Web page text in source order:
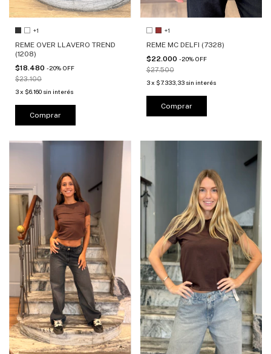
+1
REME OVER LLAVERO TREND
(1208)
$18.480 -20% OFF
$23.100
3x $6.160 sin interés
Comprar
+1
REME MC DELFI (7328)
$22.000 -20% OFF
$27.500
3 x $7.333,33 sin interés
Comprar